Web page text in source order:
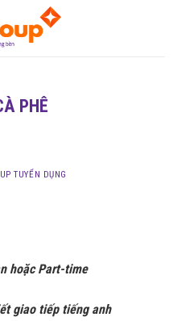
PHÊ
TUYỂN DỤNG
hoặc Part-time
giao tiếp tiếng anh